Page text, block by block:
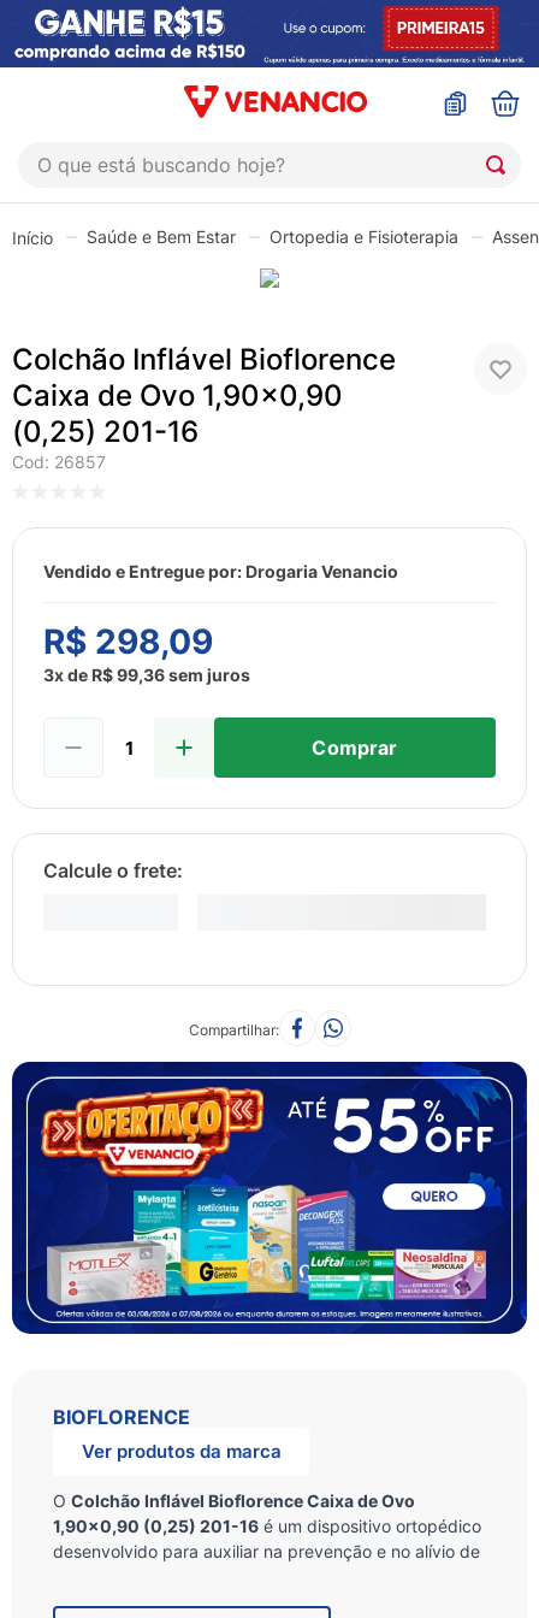
O que está buscando hoje?
Saúde e Bem Estar Ortopedia e Fisioterapia
Colchão Inflável Bioflorence
Caixa de Ovo 1,90x0,90
(0,25) 201-16
Cod: 26857
Vendido e Entregue por: Drogaria Venancio
R$ 298,09
3x de R$99,36sem juros
Comprar
Compartilhar
BIOFLORENCE
Ver produtos da marca
O Colchão Inflável Bioflorence Caixa de Ovo
1,90x0,90 (0,25) 201-16 é um dispositivo ortopédico
desenvolvido para auxiliar na prevenção e no alívio de
distribuindo o peso corporal de forma uniforme,
1º
coristina
4 º
fly gotas
º
protetor solar
lenço umedecido
10º fralda